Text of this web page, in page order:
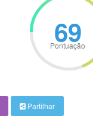
69
Pontuação
Partilhar